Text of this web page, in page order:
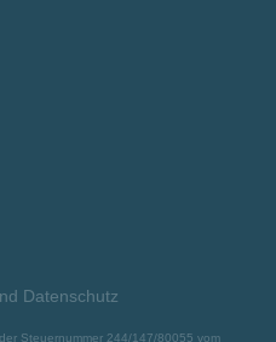
Datenschutz
Steuernummer 244/147/80055 vom